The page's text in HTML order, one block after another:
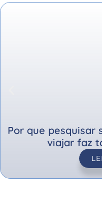
Por que pesquisar
viajar faz